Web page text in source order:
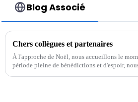
Blog Associé
Chers collègues et partenaires
À l'approche de Noël, nous accueillons le
période pleine de bénédictions et d'espoir,